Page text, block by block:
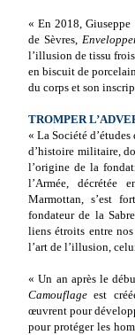
« En 2018, Giuseppe
de Sèvres,
l’illusion de tissu
en biscuit de
du corps et son
TROMPER
« La Société
d’histoire militaire,
l’origine de la
l’Armée, décrétée
Marmottan, s’est
fondateur de la
liens étroits entre
l’art de l’illusion,
« Un an après le
Camouflageest
œuvrent pour
pour protéger les